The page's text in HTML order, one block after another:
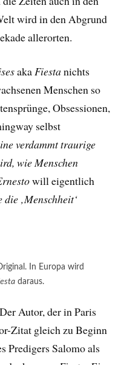
wird in den Abgrund
allerorten.
akaFiestanichts
Menschen so
Obsessionen,
selbst
verdammt traurige
wie Menschen
will eigentlich
die ‚Menschheit‘
In Europa wird
daraus.
Autor, der in Paris
Zitat gleich zu Beginn
Predigers Salomo als